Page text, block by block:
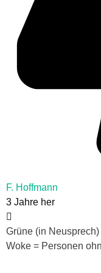
F. Hoffmann
3 Jahre her
Grüne (in
Woke = Personen